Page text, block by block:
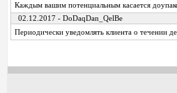
Каждым вашим потенциальным касается
02.12.2017 - DoDaqDan_QelBe
Периодически уведомлять клиента о течении